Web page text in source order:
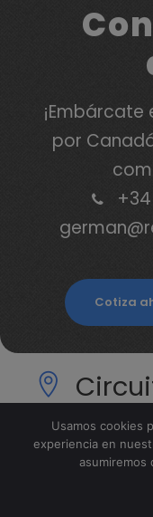
por
Cotiza
con
Usamos cookies
experiencia en
asumiremos